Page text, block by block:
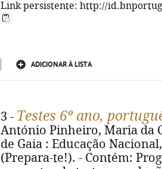
Link persistente: http://
ADICIONAR À LISTA
3 - Testes 6º ano,
António Pinheiro, Maria da
de Gaia : Educação
(Prepara-te!). - Contém: